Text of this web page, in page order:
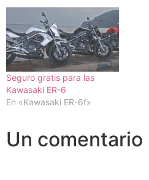
Seguro gratis para las
Kawasaki ER-6
En «Kawasaki ER-6f»
Un comentario